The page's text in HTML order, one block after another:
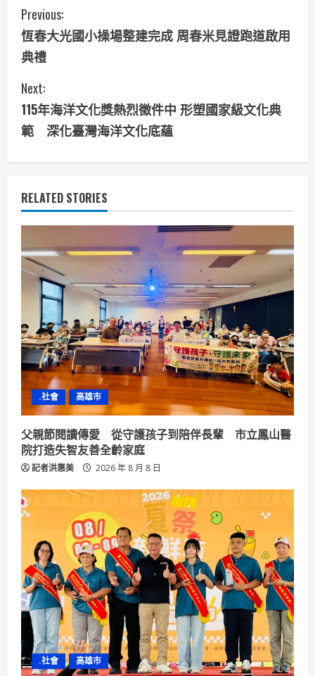
C
o
n
t
i
n
u
e
R
e
a
d
i
n
g
Previous:
恆春大光國小操場整建完成 周春米見證跑道啟用
典禮
Next:
115年海洋文化獎熱烈徵件中 形塑國家級文化典
範 深化臺灣海洋文化底蘊
RELATED STORIES
.社會 高雄市
父親節閱讀傳愛 從守護孩子到陪伴長輩 市立鳳山醫
院打造失智友善全齡家庭
記者洪惠美 2026 年 8 月 8 日
.社會 高雄市